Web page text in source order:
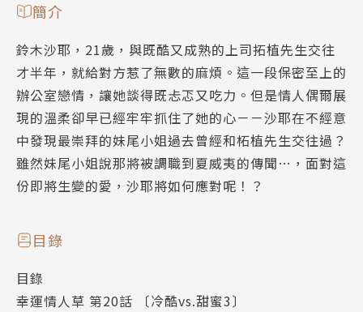
簡介
鈴木沙耶，21歲，與既酷又成熟的上司拓植先生交往
才半年，就給對方惹了無數的麻煩。這一段保密至上的
辦公室戀情，讓她談得既忐忑又吃力。但是情人偶爾展
現的溫柔卻早已經牢牢抓住了她的心－－沙耶在不經意
中發現最崇拜的妹尾小姐過去曾經和柘植先生交往過？
雖然妹尾小姐說那將被調職到夏威夷的傳聞…，面對這
份即將生變的愛，沙耶將如何應對呢！？
目錄
目錄
幸運情人草 第20話 〔冷酷vs.甜蜜3〕